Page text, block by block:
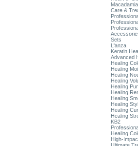
Care &
Sets
L'anza
Keratin
Advanced
Healing
Healing
Healing
Healing
Healing
Healing
Healing
Healing
Healing
Healing
KB2
Healing
High-